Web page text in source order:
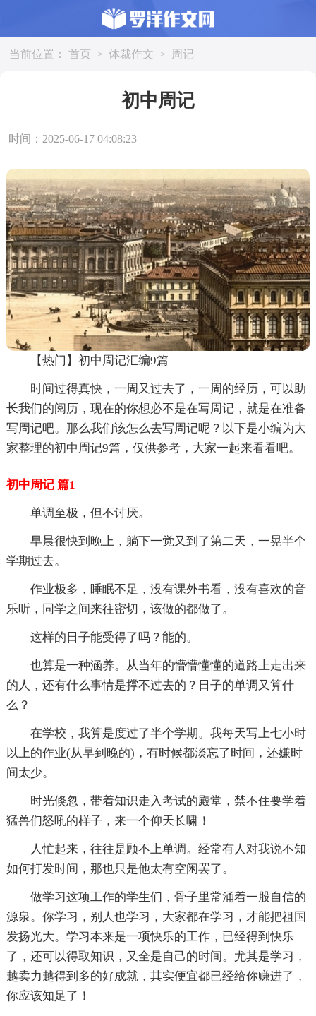
当前位置： 首页 > 体裁作文 > 周记
初中周记
时间：2025-06-17 04:08:23
【热门】初中周记汇编9篇
时间过得真快，一周又过去了，一周的经历，可以助
长我们的阅历，现在的你想必不是在写周记，就是在准备
写周记吧。那么我们该怎么去写周记呢？以下是小编为大
家整理的初中周记9篇，仅供参考，大家一起来看看吧。
初中周记 篇1
单调至极，但不讨厌。
早晨很快到晚上，躺下一觉又到了第二天，一晃半个
学期过去。
作业极多，睡眠不足，没有课外书看，没有喜欢的音
乐听，同学之间来往密切，该做的都做了。
这样的日子能受得了吗？能的。
也算是一种涵养。从当年的懵懵懂懂的道路上走出来
的人，还有什么事情是撑不过去的？日子的单调又算什
么？
在学校，我算是度过了半个学期。我每天写上七小时
以上的作业(从早到晚的)，有时候都淡忘了时间，还嫌时
间太少。
时光倏忽，带着知识走入考试的殿堂，禁不住要学着
猛兽们怒吼的样子，来一个仰天长啸！
人忙起来，往往是顾不上单调。经常有人对我说不知
如何打发时间，那也只是他太有空闲罢了。
做学习这项工作的学生们，骨子里常涌着一股自信的
源泉。你学习，别人也学习，大家都在学习，才能把祖国
发扬光大。学习本来是一项快乐的工作，已经得到快乐
了，还可以得取知识，又全是自己的时间。尤其是学习，
越卖力越得到多的好成就，其实便宜都已经给你赚进了，
你应该知足了！